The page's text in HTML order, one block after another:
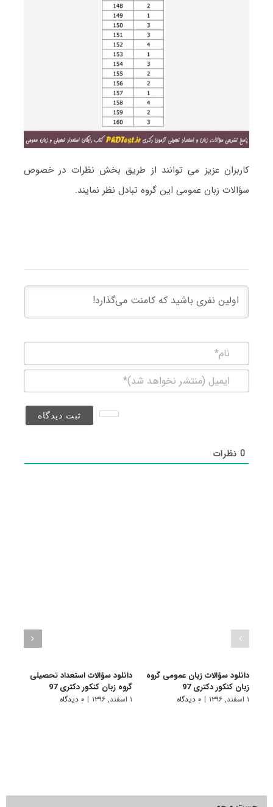
کاربران عزیز می توانند از طریق بخش نظرات در خصوص
سؤالات زبان عمومی این گروه تبادل نظر نمایند.
(منتشر
0نظرات
دانلود سؤالات زبان عمومی گروه
زبان کنکور دکتری 97
۱ اسفند, ۱۳۹۶ | ۰ دیدگاه
دانلود سؤالات استعداد تحصیلی
گروه زبان کنکور دکتری 97
۱ اسفند, ۱۳۹۶ | ۰ دیدگاه